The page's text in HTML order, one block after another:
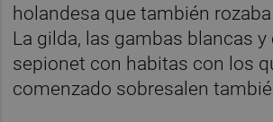
holandesa que también
La gilda, las gambas blancas y
sepionet con habitas con los
comenzado sobresalen